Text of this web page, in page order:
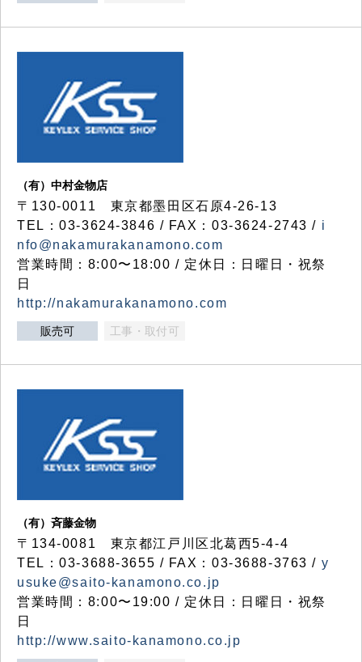
（有）中村金物店
〒130-0011 東京都墨田区石原4-26-13
TEL：03-3624-3846 / FAX：03-3624-2743 / i
nfo@nakamurakanamono.com
営業時間：8:00〜18:00 / 定休日：日曜日・祝祭
日
http://nakamurakanamono.com
販売可 工事・取付可
（有）斉藤金物
〒134-0081 東京都江戸川区北葛西5-4-4
TEL：03-3688-3655 / FAX：03-3688-3763 / y
usuke@saito-kanamono.co.jp
営業時間：8:00〜19:00 / 定休日：日曜日・祝祭
日
http://www.saito-kanamono.co.jp